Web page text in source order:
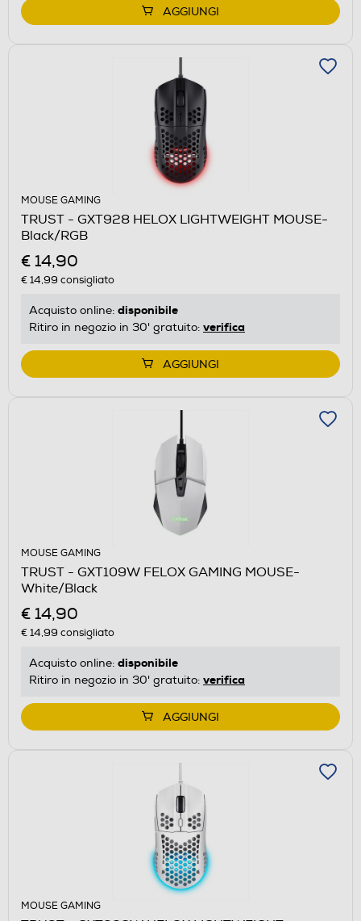
AGGIUNGI
MOUSE GAMING
TRUST - GXT928 HELOX LIGHTWEIGHT MOUSE-
Black/RGB
€ 14,90
€ 14,99 consigliato
Acquisto online: disponibile
Ritiro in negozio in 30' gratuito: verifica
AGGIUNGI
MOUSE GAMING
TRUST - GXT109W FELOX GAMING MOUSE-
White/Black
€ 14,90
€ 14,99 consigliato
Acquisto online: disponibile
Ritiro in negozio in 30' gratuito: verifica
AGGIUNGI
MOUSE GAMING